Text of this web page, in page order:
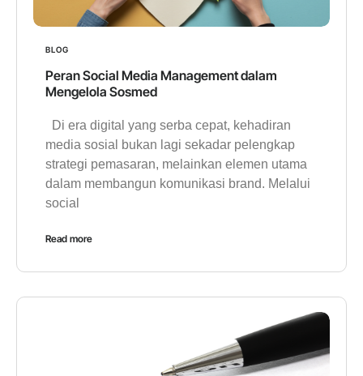
BLOG
Peran Social Media Management dalam
Mengelola Sosmed
Di era digital yang serba cepat, kehadiran
media sosial bukan lagi sekadar pelengkap
strategi pemasaran, melainkan elemen utama
dalam membangun komunikasi brand. Melalui
social
Read more